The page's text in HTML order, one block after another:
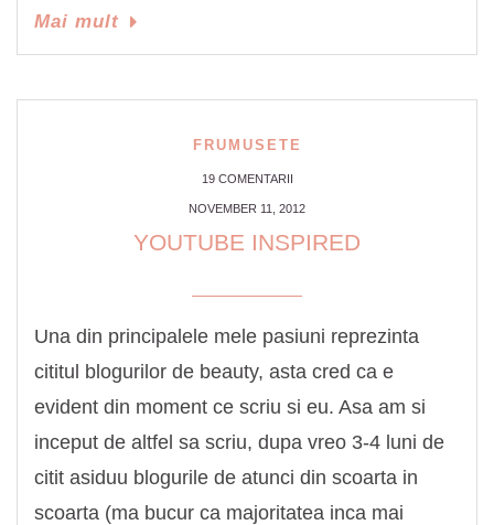
Mai mult
FRUMUSETE
19 COMENTARII
NOVEMBER 11, 2012
YOUTUBE INSPIRED
Una din principalele mele pasiuni reprezinta
cititul blogurilor de beauty, asta cred ca e
evident din moment ce scriu si eu. Asa am si
inceput de altfel sa scriu, dupa vreo 3-4 luni de
citit asiduu blogurile de atunci din scoarta in
scoarta (ma bucur ca majoritatea inca mai